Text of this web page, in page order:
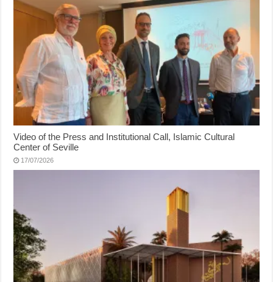
Video of the Press and Institutional Call, Islamic Cultural
Center of Seville
17/07/2026